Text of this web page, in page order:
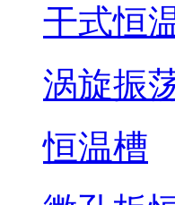
干式恒
涡旋振
恒温槽